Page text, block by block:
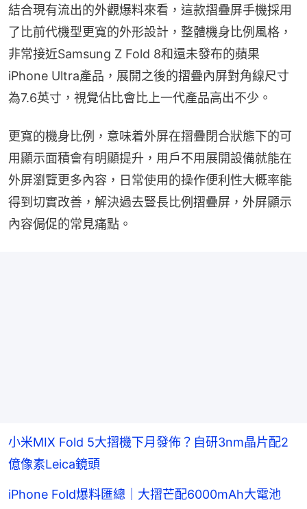
結合現有流出的外觀爆料來看，這款摺疊屏手機採用
了比前代機型更寬的外形設計，整體機身比例風格，
非常接近Samsung Z Fold 8和還未發布的蘋果
iPhone Ultra產品，展開之後的摺疊內屏對角線尺寸
為7.6英寸，視覺佔比會比上一代產品高出不少。
更寬的機身比例，意味着外屏在摺疊閉合狀態下的可
用顯示面積會有明顯提升，用戶不用展開設備就能在
外屏瀏覽更多內容，日常使用的操作便利性大概率能
得到切實改善，解決過去豎長比例摺疊屏，外屏顯示
內容侷促的常見痛點。
小米MIX Fold 5大摺機下月發佈？自研3nm晶片配2
億像素Leica鏡頭
iPhone Fold爆料匯總｜大摺芒配6000mAh大電池